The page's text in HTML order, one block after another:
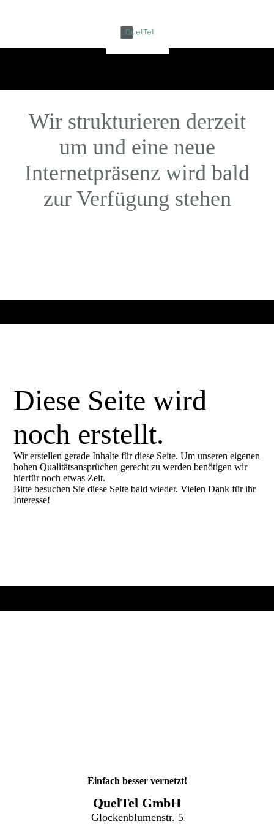
Wir strukturieren derzeit
um und eine neue
Internetpräsenz wird bald
zur Verfügung stehen
Diese Seite wird
noch erstellt.
Wir erstellen gerade Inhalte für diese Seite. Um unseren eigenen
hohen Qualitätsansprüchen gerecht zu werden benötigen wir
hierfür noch etwas Zeit.
Bitte besuchen Sie diese Seite bald wieder. Vielen Dank für ihr
Interesse!
Einfach besser vernetzt!
QuelTel GmbH
Glockenblumenstr. 5